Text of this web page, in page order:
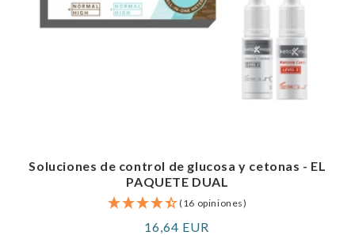
Soluciones de control de glucosa y cetonas - EL
PAQUETE DUAL
(16 opiniones)
Precio
16,64 EUR